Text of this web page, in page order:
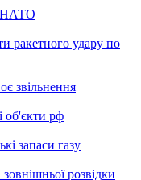
НАТО
ракетного удару по
звільнення
об'єкти рф
запаси газу
розвідки